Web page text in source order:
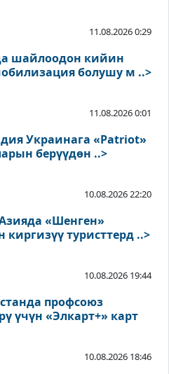
11.08.2026 0:29
шайлоодон кийин
болушу м ..>
11.08.2026 0:01
Украинага «Patriot»
берүүдөн ..>
10.08.2026 22:20
«Шенген»
киргизүү туристтерд ..>
10.08.2026 19:44
профсоюз
үчүн «Элкарт+» карт
10.08.2026 18:46